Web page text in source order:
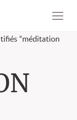
“méditation